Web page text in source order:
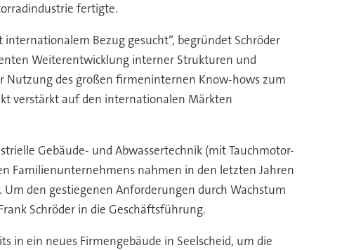
fertigte.
Bezug gesucht“, begründet Schröder
Weiterentwicklung interner Strukturen und
Nutzung des großen firmeninternen Know-hows zum
verstärkt auf den internationalen Märkten
Gebäude- und Abwassertechnik (mit Tauchmotor-
Familienunternehmens nahmen in den letzten Jahren
den gestiegenen Anforderungen durch Wachstum
Schröder in die Geschäftsführung.
in ein neues Firmengebäude in Seelscheid, um die